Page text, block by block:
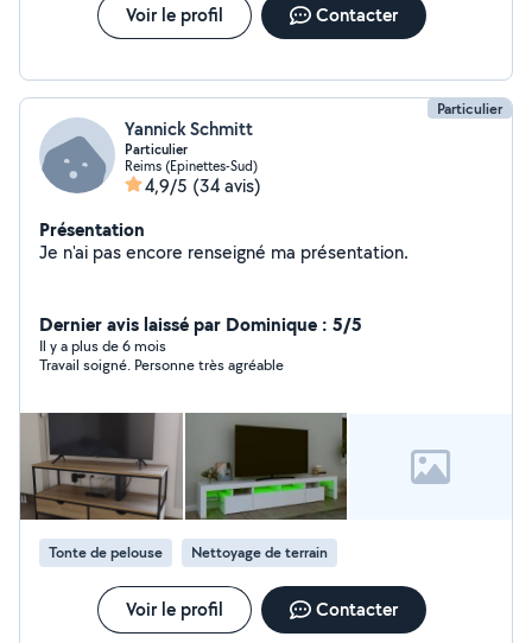
Voir le profil Contacter
Particulier
Yannick Schmitt
Particulier
Reims (Epinettes-Sud)
4,9/5 (34 avis)
Présentation
Je n'ai pas encore renseigné ma présentation.
Dernier avis laissé par Dominique : 5/5
Il y a plus de 6 mois
Travail soigné. Personne très agréable
Tonte de pelouse Nettoyage de terrain
Voir le profil Contacter